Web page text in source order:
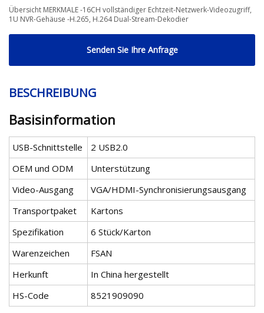
Übersicht MERKMALE -16CH vollständiger Echtzeit-Netzwerk-Videozugriff,
1U NVR-Gehäuse -H.265, H.264 Dual-Stream-Dekodier
Senden Sie Ihre Anfrage
BESCHREIBUNG
Basisinformation
USB-Schnittstelle
2 USB2.0
OEM und ODM
Unterstützung
Video-Ausgang
VGA/HDMI-Synchronisierungsausgang
Transportpaket
Kartons
Spezifikation
6 Stück/Karton
Warenzeichen
FSAN
Herkunft
In China hergestellt
HS-Code
8521909090